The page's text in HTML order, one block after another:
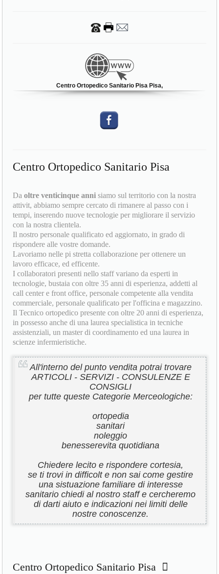
Centro Ortopedico Sanitario Pisa Pisa,
Centro Ortopedico Sanitario Pisa
Daoltre venticinque annisiamo sul territorio con la nostra
attivit, abbiamo sempre cercato di rimanere al passo con i
tempi, inserendo nuove tecnologie per migliorare il servizio
con la nostra clientela.
Il nostro personale qualificato ed aggiornato, in grado di
rispondere alle vostre domande.
Lavoriamo nelle pi stretta collaborazione per ottenere un
lavoro efficace, ed efficente.
I collaboratori presenti nello staff variano da esperti in
tecnologie, bustaia con oltre 35 anni di esperienza, addetti al
call center e front office, personale competente alla vendita
commerciale, personale qualificato per l'officina e magazzino.
Il Tecnico ortopedico presente con oltre 20 anni di esperienza,
in possesso anche di una laurea specialistica in tecniche
assistenziali, un master di coordinamento ed una laurea in
scienze infermieristiche.
All'interno del punto vendita potrai trovare
ARTICOLI - SERVIZI - CONSULENZE E
CONSIGLI
per tutte queste Categorie Merceologiche:
ortopedia
sanitari
noleggio
benesserevita quotidiana
Chiedere lecito e rispondere cortesia,
se ti trovi in difficolt e non sai come gestire
una sistuazione familiare di interesse
sanitario chiedi al nostro staff e cercheremo
di darti aiuto e indicazioni nei limiti delle
nostre conoscenze.
Centro Ortopedico Sanitario Pisa